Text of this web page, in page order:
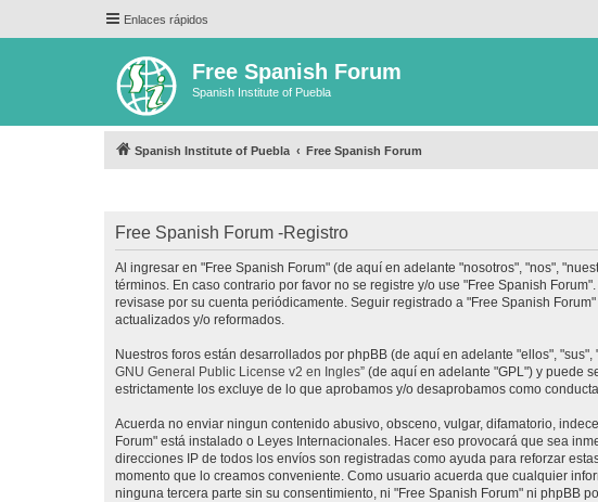
Enlaces rápidos
Free Spanish Forum
Spanish Institute of Puebla
Spanish Institute of Puebla Free Spanish Forum
Free Spanish Forum -Registro
Al ingresar en "Free Spanish Forum" (de aquí en adelante "nosotros", "nos",
términos. En caso contrario por favor no se registre y/o use "Free Spanish
revisase por su cuenta periódicamente. Seguir registrado a "Free Spanish
actualizados y/o reformados.
Nuestros foros están desarrollados por phpBB (de aquí en adelante "ellos",
GNU General Public License v2 en Ingles” (de aquí en adelante "GPL") y puede
estrictamente los excluye de lo que aprobamos y/o desaprobamos como
Acuerda no enviar ningun contenido abusivo, obsceno, vulgar, difamatorio,
Forum" está instalado o Leyes Internacionales. Hacer eso provocará que sea
direcciones IP de todos los envíos son registradas como ayuda para reforzar
momento que lo creamos conveniente. Como usuario acuerda que cualquier
ninguna tercera parte sin su consentimiento, ni "Free Spanish Forum" ni phpBB